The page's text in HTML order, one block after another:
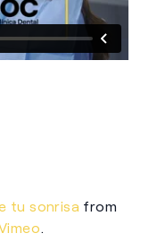
tu sonrisa from
.